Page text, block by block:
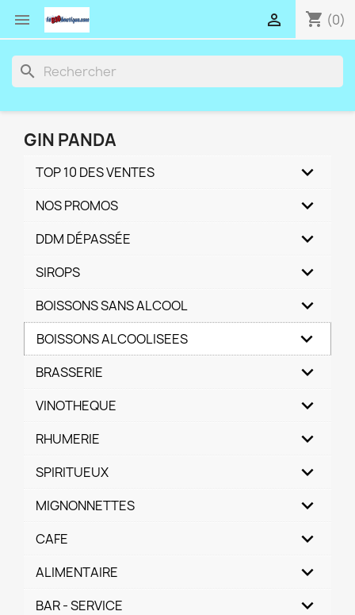
 shopping_cart (0)

search
GIN PANDA
TOP 10 DES VENTES
NOS PROMOS
DDM DÉPASSÉE
SIROPS
BOISSONS SANS ALCOOL
BOISSONS ALCOOLISEES
BRASSERIE
VINOTHEQUE
RHUMERIE
SPIRITUEUX
MIGNONNETTES
CAFE
ALIMENTAIRE
BAR - SERVICE